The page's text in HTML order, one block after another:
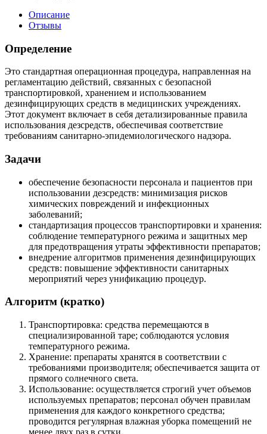
Описание
Отзывы
Определение
Это стандартная операционная процедура, направленная на
регламентацию действий, связанных с безопасной
транспортировкой, хранением и использованием
дезинфицирующих средств в медицинских учреждениях.
Этот документ включает в себя детализированные правила
использования дезсредств, обеспечивая соответствие
требованиям санитарно-эпидемиологического надзора.
Задачи
обеспечение безопасности персонала и пациентов при
использовании дезсредств: минимизация рисков
химических повреждений и инфекционных
заболеваний;
стандартизация процессов транспортировки и хранения:
соблюдение температурного режима и защитных мер
для предотвращения утраты эффективности препаратов;
внедрение алгоритмов применения дезинфицирующих
средств: повышение эффективности санитарных
мероприятий через унификацию процедур.
Алгоритм (кратко)
Транспортировка: средства перемещаются в
специализированной таре; соблюдаются условия
температурного режима.
Хранение: препараты хранятся в соответствии с
требованиями производителя; обеспечивается защита от
прямого солнечного света.
Использование: осуществляется строгий учет объемов
используемых препаратов; персонал обучен правилам
применения для каждого конкретного средства;
проводится регулярная влажная уборка помещений не
менее двух раз в сутки.